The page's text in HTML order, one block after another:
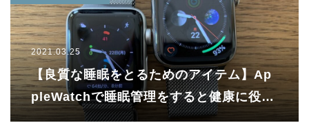
2021.03.25
【良質な睡眠をとるためのアイテム】Ap
pleWatchで睡眠管理をすると健康に役立
つ機能がたくさんあります！